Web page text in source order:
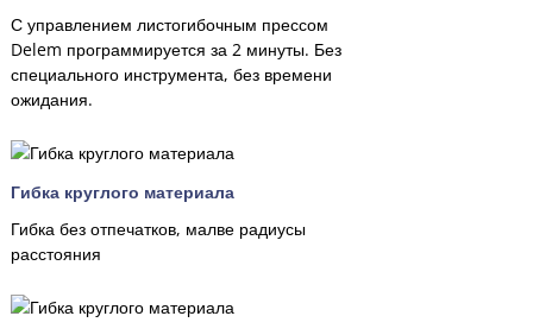
С управлением листогибочным прессом
Delem программируется за 2 минуты. Без
специального инструмента, без времени
ожидания.
Гибка круглого материала
Гибка без отпечатков, малве радиусы
расстояния